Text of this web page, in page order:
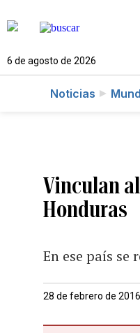
6 de agosto de 2026
Noticias
Vinculan
Honduras
En ese país se
28 de febrero de